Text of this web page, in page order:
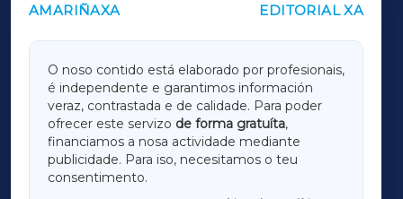
AMARIÑAXA EDITORIAL XA
O noso contido está elaborado por profesionais,
é independente e garantimos información
veraz, contrastada e de calidade. Para poder
ofrecer este servizo de forma gratuíta,
financiamos a nosa actividade mediante
publicidade. Para iso, necesitamos o teu
consentimento.
OUTROS PERIÓDICOS
LUGOXA
TERRACHAXA